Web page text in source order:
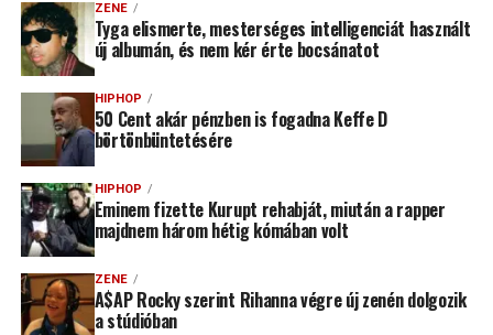
ZENE
Tyga elismerte, mesterséges intelligenciát használt
új albumán, és nem kér érte bocsánatot
HIPHOP
50 Cent akár pénzben is fogadna Keffe D
börtönbüntetésére
HIPHOP
Eminem fizette Kurupt rehabját, miután a rapper
majdnem három hétig kómában volt
ZENE
A$AP Rocky szerint Rihanna végre új zenén dolgozik
a stúdióban